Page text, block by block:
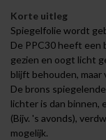
Korte uitleg
Spiegelfolie wordt
De PPC30 heeft
gezien en oogt licht
blijft behouden, maar
De brons
lichter is dan binnen,
(Bijv. 's avonds),
mogelijk.